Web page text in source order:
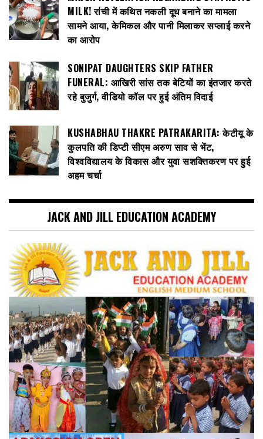
MILK! रांची में कथित नकली दूध बनाने का मामला
सामने आया, केमिकल और पानी मिलाकर सप्लाई करने
का आरोप
SONIPAT DAUGHTERS SKIP FATHER
FUNERAL: आखिरी सांस तक बेटियों का इंतजार करते
रहे बुजुर्ग, वीडियो कॉल पर हुई अंतिम विदाई
KUSHABHAU THAKRE PATRAKARITA: केटीयू के
कुलपति की डिप्टी सीएम अरुण साव से भेंट,
विश्वविद्यालय के विकास और युवा सशक्तिकरण पर हुई
अहम चर्चा
JACK AND JILL EDUCATION ACADEMY